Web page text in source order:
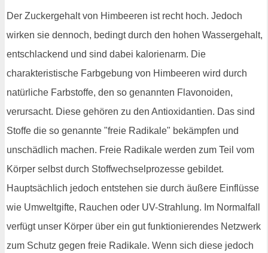
Der Zuckergehalt von Himbeeren ist recht hoch. Jedoch
wirken sie dennoch, bedingt durch den hohen Wassergehalt,
entschlackend und sind dabei kalorienarm. Die
charakteristische Farbgebung von Himbeeren wird durch
natürliche Farbstoffe, den so genannten Flavonoiden,
verursacht. Diese gehören zu den Antioxidantien. Das sind
Stoffe die so genannte "freie Radikale" bekämpfen und
unschädlich machen. Freie Radikale werden zum Teil vom
Körper selbst durch Stoffwechselprozesse gebildet.
Hauptsächlich jedoch entstehen sie durch äußere Einflüsse
wie Umweltgifte, Rauchen oder UV-Strahlung. Im Normalfall
verfügt unser Körper über ein gut funktionierendes Netzwerk
zum Schutz gegen freie Radikale. Wenn sich diese jedoch